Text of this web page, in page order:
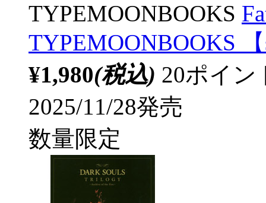
TYPEMOONBOOKS
TYPEMOONBOOKS
¥1,980(税込) 20ポイ
2025/11/28発売
数量限定